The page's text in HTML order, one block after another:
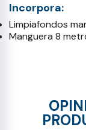
Incorpora:
Limpiafondos
Manguera 8